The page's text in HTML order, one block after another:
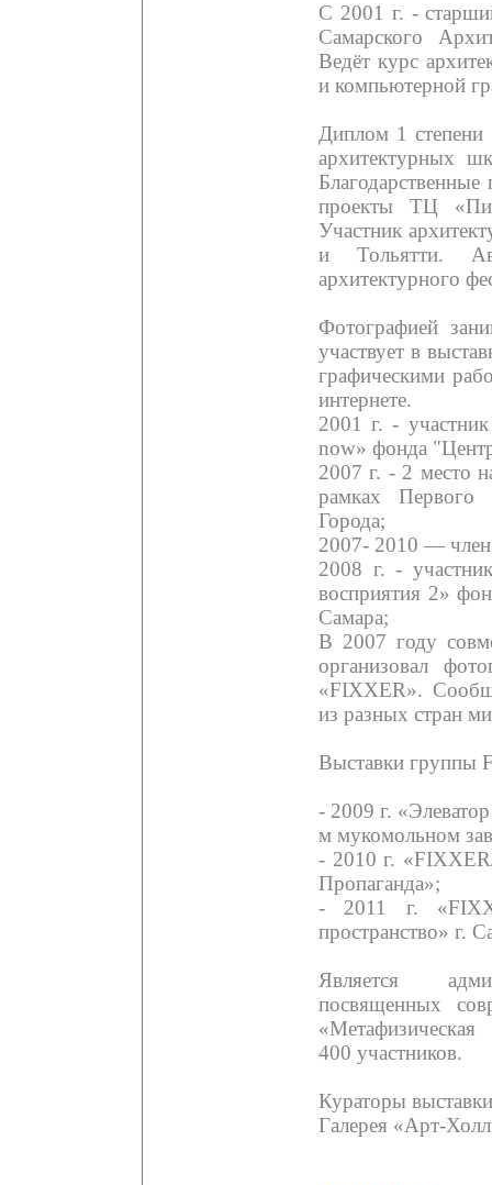
С 2001 г. -
Самарского
Ведёт курс
и компьютерной
Диплом 1 степени
архитектурных
проекты ТЦ
Участник
и Тольятти.
архитектурного
Фотографией
участвует в
графическими
интернете.
2001 г. -
now» фонда
2007 г. - 2 место
рамках Первого
Города;
2007- 2010 —
2008 г. -
восприятия 2»
Самара;
В 2007 году
организовал
«FIXXER».
из разных стран
Выставки группы
- 2009 г.
м мукомольном
- 2010 г.
Пропаганда»;
- 2011 г.
пространство» г.
Является
посвященных
400 участников.
Кураторы
Галерея «Арт-